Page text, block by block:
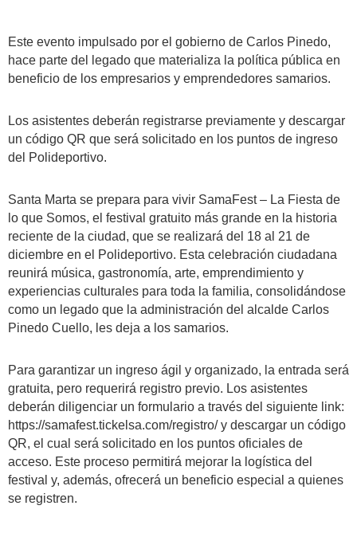
Este evento impulsado por el gobierno de Carlos Pinedo,
hace parte del legado que materializa la política pública en
beneficio de los empresarios y emprendedores samarios.
Los asistentes deberán registrarse previamente y descargar
un código QR que será solicitado en los puntos de ingreso
del Polideportivo.
Santa Marta se prepara para vivir SamaFest – La Fiesta de
lo que Somos, el festival gratuito más grande en la historia
reciente de la ciudad, que se realizará del 18 al 21 de
diciembre en el Polideportivo. Esta celebración ciudadana
reunirá música, gastronomía, arte, emprendimiento y
experiencias culturales para toda la familia, consolidándose
como un legado que la administración del alcalde Carlos
Pinedo Cuello, les deja a los samarios.
Para garantizar un ingreso ágil y organizado, la entrada será
gratuita, pero requerirá registro previo. Los asistentes
deberán diligenciar un formulario a través del siguiente link:
https://samafest.tickelsa.com/registro/ y descargar un código
QR, el cual será solicitado en los puntos oficiales de
acceso. Este proceso permitirá mejorar la logística del
festival y, además, ofrecerá un beneficio especial a quienes
se registren.